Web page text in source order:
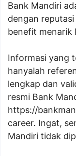
Bank Mandiri
dengan
benefit menarik
Informasi yang
hanyalah
lengkap dan
resmi Bank
https://
career. Ingat,
Mandiri tidak